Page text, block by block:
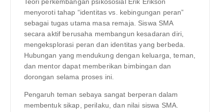
menyoroti tahap “identitas vs. kebingungan peran”
sebagai tugas utama masa remaja. Siswa SMA
secara aktif berusaha membangun kesadaran diri,
mengeksplorasi peran dan identitas yang berbeda.
Hubungan yang mendukung dengan keluarga, teman,
dan mentor dapat memberikan bimbingan dan
dorongan selama proses ini.
Pengaruh teman sebaya sangat berperan dalam
membentuk sikap, perilaku, dan nilai siswa SMA.